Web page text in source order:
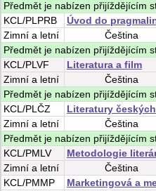
Předmět je nabízen přijíždějícím
KCL/PLPRB
Úvod do
Zimní a letní Čeština
Předmět je nabízen přijíždějícím
KCL/PLVF
Literatura a film
Zimní a letní Čeština
Předmět je nabízen přijíždějícím
KCL/PLČZ
Literatury
Zimní a letní Čeština
Předmět je nabízen přijíždějícím
KCL/PMLV
Metodologie
Zimní a letní Čeština
KCL/PMMP
Marketingová a